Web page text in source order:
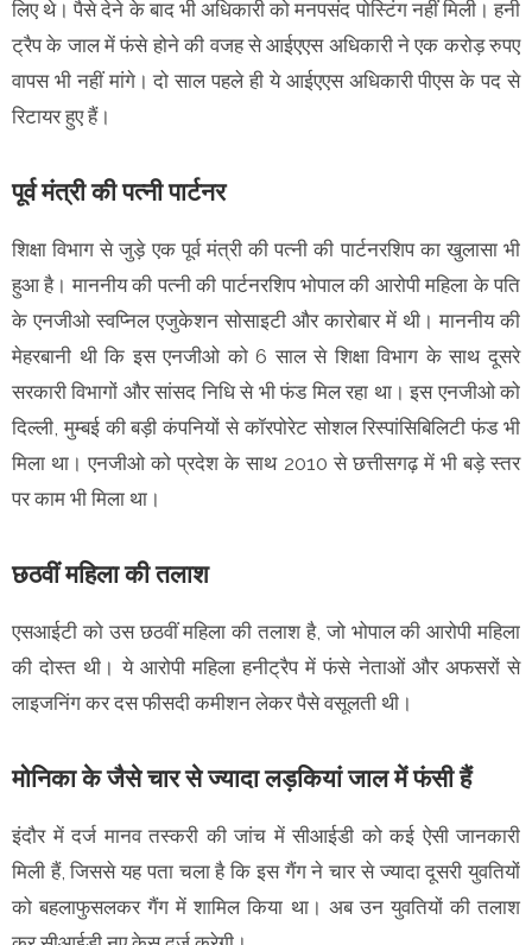
लिए थे। पैसे देने के बाद भी अधिकारी को मनपसंद पोस्टिंग नहीं मिली। हनी
ट्रैप के जाल में फंसे होने की वजह से आईएएस अधिकारी ने एक करोड़ रुपए
वापस भी नहीं मांगे। दो साल पहले ही ये आईएएस अधिकारी पीएस के पद से
रिटायर हुए हैं।
पूर्व मंत्री की पत्नी पार्टनर
शिक्षा विभाग से जुड़े एक पूर्व मंत्री की पत्नी की पार्टनरशिप का खुलासा भी
हुआ है। माननीय की पत्नी की पार्टनरशिप भोपाल की आरोपी महिला के पति
के एनजीओ स्वप्निल एजुकेशन सोसाइटी और कारोबार में थी। माननीय की
मेहरबानी थी कि इस एनजीओ को 6 साल से शिक्षा विभाग के साथ दूसरे
सरकारी विभागों और सांसद निधि से भी फंड मिल रहा था। इस एनजीओ को
दिल्ली, मुम्बई की बड़ी कंपनियों से कॉरपोरेट सोशल रिस्पांसिबिलिटी फंड भी
मिला था। एनजीओ को प्रदेश के साथ 2010 से छत्तीसगढ़ में भी बड़े स्तर
पर काम भी मिला था।
छठवीं महिला की तलाश
एसआईटी को उस छठवीं महिला की तलाश है, जो भोपाल की आरोपी महिला
की दोस्त थी। ये आरोपी महिला हनीट्रैप में फंसे नेताओं और अफसरों से
लाइजनिंग कर दस फीसदी कमीशन लेकर पैसे वसूलती थी।
मोनिका के जैसे चार से ज्यादा लड़कियां जाल में फंसी हैं
इंदौर में दर्ज मानव तस्करी की जांच में सीआईडी को कई ऐसी जानकारी
मिली हैं, जिससे यह पता चला है कि इस गैंग ने चार से ज्यादा दूसरी युवतियों
को बहलाफुसलकर गैंग में शामिल किया था। अब उन युवतियों की तलाश